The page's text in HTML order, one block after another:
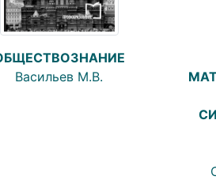
Васильев М.В.